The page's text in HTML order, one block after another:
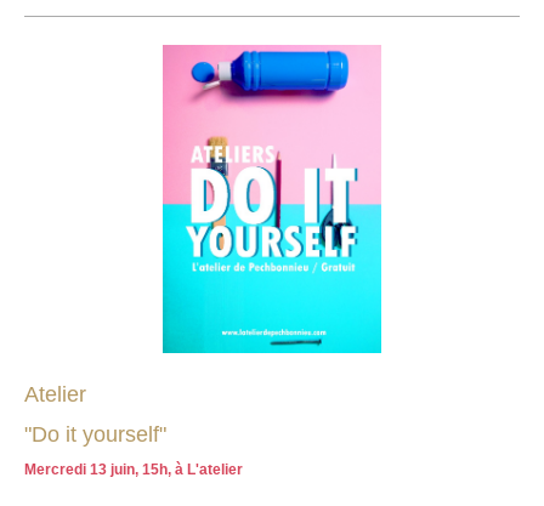
Atelier
"Do it yourself"
Mercredi 13 juin, 15h, à L'atelier